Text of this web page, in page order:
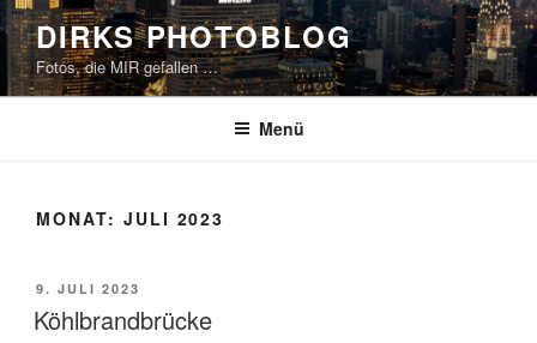
Zum
Inhalt
springen
DIRKS PHOTOBLOG
Fotos, die MIR gefallen …
Menü
MONAT: JULI 2023
VERÖFFENTLICHT
AM
9. JULI 2023
Köhlbrandbrücke